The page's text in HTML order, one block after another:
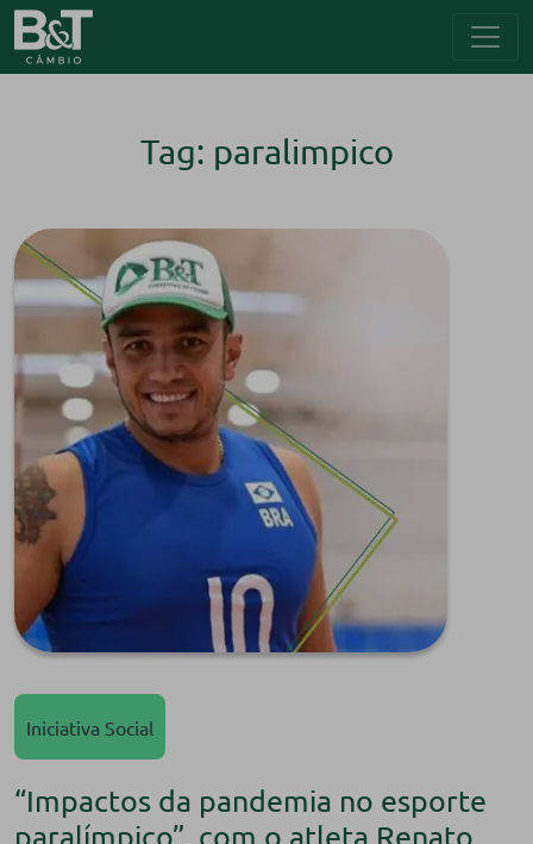
Tag: paralimpico
Iniciativa Social
“Impactos da pandemia no esporte
paralímpico”, com o atleta Renato